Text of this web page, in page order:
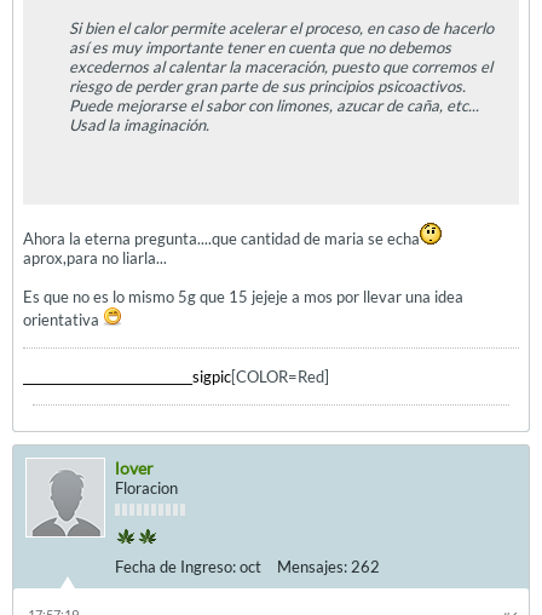
Si bien el calor permite acelerar el proceso, en caso de hacerlo
así es muy importante tener en cuenta que no debemos
excedernos al calentar la maceración, puesto que corremos el
riesgo de perder gran parte de sus principios psicoactivos.
Puede mejorarse el sabor con limones, azucar de caña, etc...
Usad la imaginación.
Ahora la eterna pregunta....que cantidad de maria se echa
aprox,para no liarla...
Es que no es lo mismo 5g que 15 jejeje a mos por llevar una idea
orientativa
____________________________sigpic[COLOR=Red]
lover
Floracion
Fecha de Ingreso:oct Mensajes: 262